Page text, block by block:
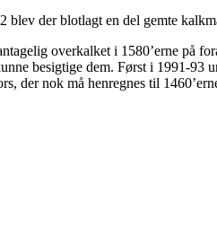
blev der blotlagt en del gemte
overkalket i 1580’erne på
besigtige dem. Først i 1991-
der nok må henregnes til